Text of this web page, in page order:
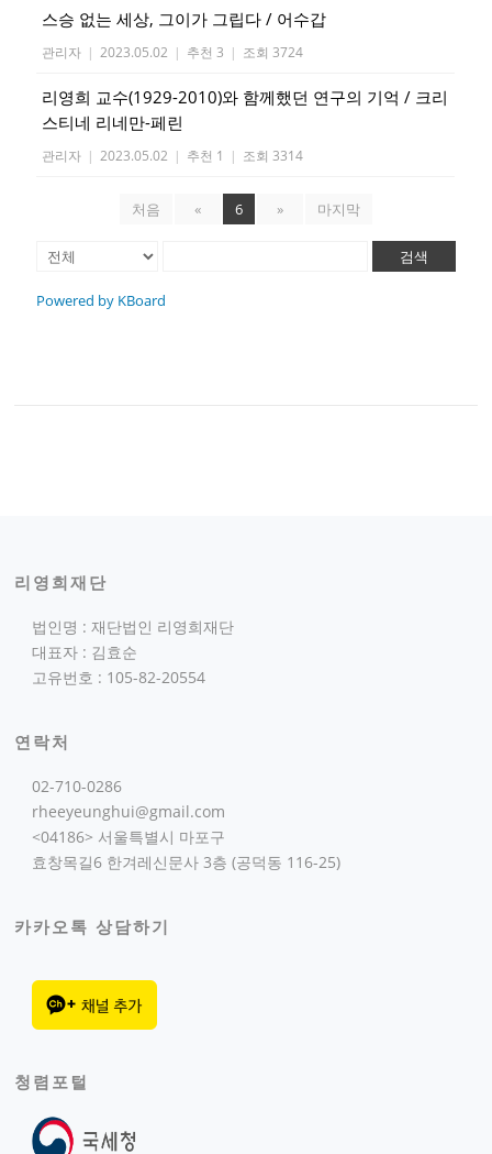
스승 없는 세상, 그이가 그립다 / 어수갑
관리자 | 2023.05.02 | 추천 3 | 조회 3724
리영희 교수(1929-2010)와 함께했던 연구의 기억 / 크리
스티네 리네만-페린
관리자 | 2023.05.02 | 추천 1 | 조회 3314
처음 « 6 » 마지막
검색
Powered by KBoard
리영희재단
법인명 : 재단법인 리영희재단
대표자 : 김효순
고유번호 : 105-82-20554
연락처
02-710-0286
rheeyeunghui@gmail.com
<04186> 서울특별시 마포구
효창목길6 한겨레신문사 3층 (공덕동 116-25)
카카오톡 상담하기
청렴포털